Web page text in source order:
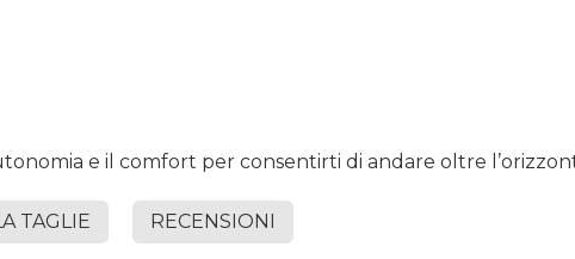
e il comfort per consentirti di andare oltre
TAGLIE RECENSIONI